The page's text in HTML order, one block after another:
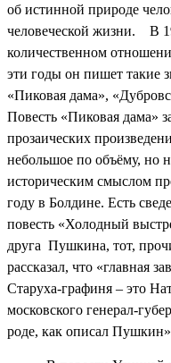
об истинной природе
человеческой жизни. В
количественном
эти годы он пишет такие
«Пиковая дама»,
Повесть «Пиковая дама»
прозаических
небольшое по объёму, но
историческим смыслом
году в Болдине. Есть
повесть «Холодный
друга Пушкина, тот,
рассказал, что «главная
Старуха-графиня – это
московского генерал-
роде, как описал Пушкин»